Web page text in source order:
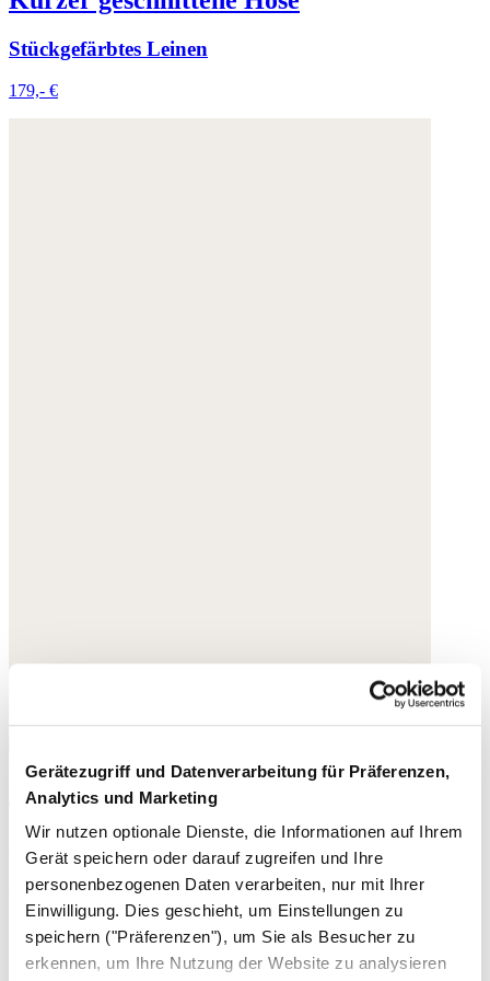
Gerätezugriff und Datenverarbeitung für Präferenzen,
Analytics und Marketing
Wir nutzen optionale Dienste, die Informationen auf Ihrem
Gerät speichern oder darauf zugreifen und Ihre
personenbezogenen Daten verarbeiten, nur mit Ihrer
Einwilligung. Dies geschieht, um Einstellungen zu
speichern ("Präferenzen"), um Sie als Besucher zu
erkennen, um Ihre Nutzung der Website zu analysieren
Stückgefärbtes Leinen
179,- €
Ohrringe mit eckigem Anhänger
Goldplattierter Messing
195,- €